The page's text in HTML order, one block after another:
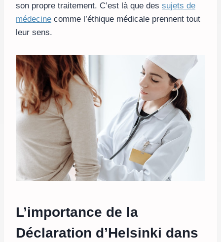
son propre traitement. C’est là que des sujets de
médecine comme l’éthique médicale prennent tout
leur sens.
L’importance de la
Déclaration d’Helsinki dans